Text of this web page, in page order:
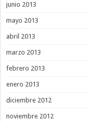
junio 2013
mayo 2013
abril 2013
marzo 2013
febrero 2013
enero 2013
diciembre 2012
noviembre 2012